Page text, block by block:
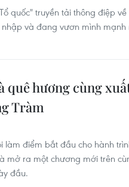
quốc" truyền tải thông điệp
và đang vươn mình mạnh
quê hương cùng
Tràm
làm điểm bắt đầu cho hành
mở ra một chương mới trên
đầu.